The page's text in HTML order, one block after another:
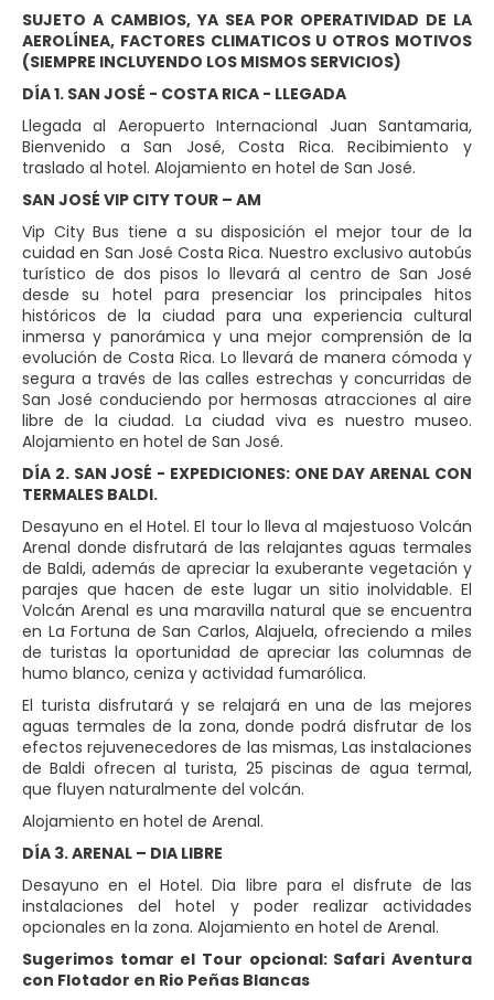
SUJETO A CAMBIOS, YA SEA POR OPERATIVIDAD DE LA
AEROLÍNEA, FACTORES CLIMATICOS U OTROS MOTIVOS
(SIEMPRE INCLUYENDO LOS MISMOS SERVICIOS)
DÍA 1. SAN JOSÉ - COSTA RICA - LLEGADA
Llegada al Aeropuerto Internacional Juan Santamaria,
Bienvenido a San José, Costa Rica. Recibimiento y
traslado al hotel. Alojamiento en hotel de San José.
SAN JOSÉ VIP CITY TOUR – AM
Vip City Bus tiene a su disposición el mejor tour de la
cuidad en San José Costa Rica. Nuestro exclusivo autobús
turístico de dos pisos lo llevará al centro de San José
desde su hotel para presenciar los principales hitos
históricos de la ciudad para una experiencia cultural
inmersa y panorámica y una mejor comprensión de la
evolución de Costa Rica. Lo llevará de manera cómoda y
segura a través de las calles estrechas y concurridas de
San José conduciendo por hermosas atracciones al aire
libre de la ciudad. La ciudad viva es nuestro museo.
Alojamiento en hotel de San José.
DÍA 2. SAN JOSÉ - EXPEDICIONES: ONE DAY ARENAL CON
TERMALES BALDI.
Desayuno en el Hotel. El tour lo lleva al majestuoso Volcán
Arenal donde disfrutará de las relajantes aguas termales
de Baldi, además de apreciar la exuberante vegetación y
parajes que hacen de este lugar un sitio inolvidable. El
Volcán Arenal es una maravilla natural que se encuentra
en La Fortuna de San Carlos, Alajuela, ofreciendo a miles
de turistas la oportunidad de apreciar las columnas de
humo blanco, ceniza y actividad fumarólica.
El turista disfrutará y se relajará en una de las mejores
aguas termales de la zona, donde podrá disfrutar de los
efectos rejuvenecedores de las mismas, Las instalaciones
de Baldi ofrecen al turista, 25 piscinas de agua termal,
que fluyen naturalmente del volcán.
Alojamiento en hotel de Arenal.
DÍA 3. ARENAL – DIA LIBRE
Desayuno en el Hotel. Dia libre para el disfrute de las
instalaciones del hotel y poder realizar actividades
opcionales en la zona. Alojamiento en hotel de Arenal.
Sugerimos tomar el Tour opcional: Safari Aventura
con Flotador en Rio Peñas Blancas